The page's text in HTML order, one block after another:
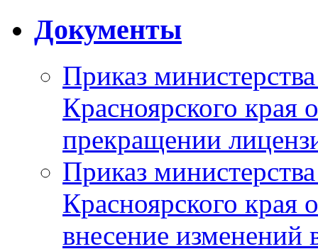
Документы
Приказ
Красноярского
прекращении
Приказ
Красноярского
внесение изменений